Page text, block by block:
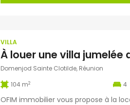
VILLA
Domenjod Sainte Clotilde, Réunion
104 m2 4
OFIM immobilier vous propose à la